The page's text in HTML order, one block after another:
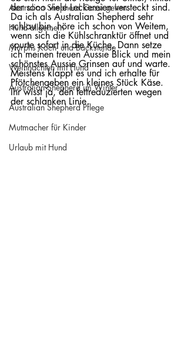
Australian Shepherd Gassi gehen
Hund allgemein
Murphs Koch- und Backstunde
Weihnachten mit Hund
Australian Shepherd im Winter
Australian Shepherd Pflege
Mutmacher für Kinder
Urlaub mit Hund
der sooo viele Leckereien versteckt sind.
Da ich als Australian Shepherd sehr
schlau bin, höre ich schon von Weitem,
wenn sich die Kühlschranktür öffnet und
spurte sofort in die Küche. Dann setze
ich meinen treuen Aussie Blick und mein
schönstes Aussie Grinsen auf und warte.
Meistens klappt es und ich erhalte für
Pfötchengeben ein kleines Stück Käse.
Ihr wisst ja, den fettreduzierten wegen
der schlanken Linie.